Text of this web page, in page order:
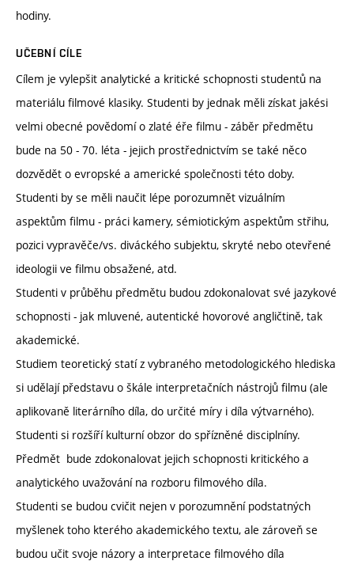
hodiny.
UČEBNÍ CÍLE
Cílem je vylepšit analytické a kritické schopnosti studentů na
materiálu filmové klasiky. Studenti by jednak měli získat jakési
velmi obecné povědomí o zlaté éře filmu - záběr předmětu
bude na 50 - 70. léta - jejich prostřednictvím se také něco
dozvědět o evropské a americké společnosti této doby.
Studenti by se měli naučit lépe porozumnět vizuálním
aspektům filmu - práci kamery, sémiotickým aspektům střihu,
pozici vypravěče/vs. diváckého subjektu, skryté nebo otevřené
ideologii ve filmu obsažené, atd.
Studenti v průběhu předmětu budou zdokonalovat své jazykové
schopnosti - jak mluvené, autentické hovorové angličtině, tak
akademické.
Studiem teoretický statí z vybraného metodologického hlediska
si udělají představu o škále interpretačních nástrojů filmu (ale
aplikovaně literárního díla, do určité míry i díla výtvarného).
Studenti si rozšíří kulturní obzor do spřízněné disciplníny.
Předmět bude zdokonalovat jejich schopnosti kritického a
analytického uvažování na rozboru filmového díla.
Studenti se budou cvičit nejen v porozumnění podstatných
myšlenek toho kterého akademického textu, ale zároveň se
budou učit svoje názory a interpretace filmového díla